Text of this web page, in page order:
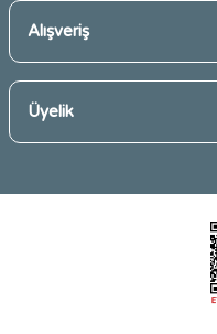
Alışveriş
Üyelik